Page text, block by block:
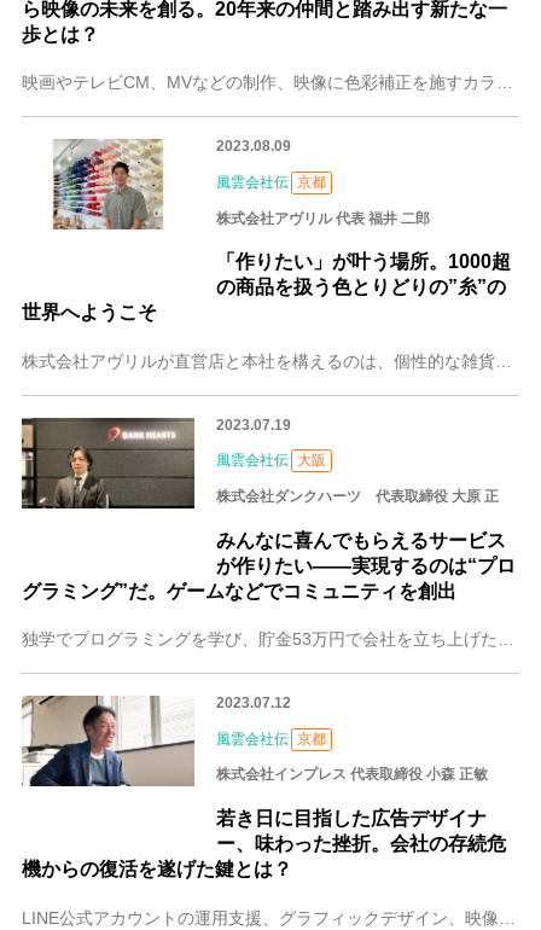
ら映像の未来を創る。20年来の仲間と踏み出す新たな一
歩とは？
映画やテレビCM、MVなどの制作、映像に色彩補正を施すカラーグレーディングなどを手がける大阪の株式会社RECIPRO（以下、レシプロ）。専門分野を持つ「職人肌」
2023.08.09
風雲会社伝 京都
株式会社アヴリル 代表 福井 二郎
「作りたい」が叶う場所。1000超
の商品を扱う色とりどりの”糸”の
世界へようこそ
株式会社アヴリルが直営店と本社を構えるのは、個性的な雑貨屋や本屋が並ぶ京都・一乗寺。お店の中には壁一面、色とりどりのドーナツのような物体が並んでいます。これらは
2023.07.19
風雲会社伝 大阪
株式会社ダンクハーツ 代表取締役 大原 正
みんなに喜んでもらえるサービス
が作りたい――実現するのは“プロ
グラミング”だ。ゲームなどでコミュニティを創出
独学でプログラミングを学び、貯金53万円で会社を立ち上げた大原 正（おおはら ただし）さん。大阪に拠点を置き、ソーシャルゲームの企画開発をメインに展開する株式会
2023.07.12
風雲会社伝 京都
株式会社インプレス 代表取締役 小森 正敏
若き日に目指した広告デザイナ
ー、味わった挫折。会社の存続危
機からの復活を遂げた鍵とは？